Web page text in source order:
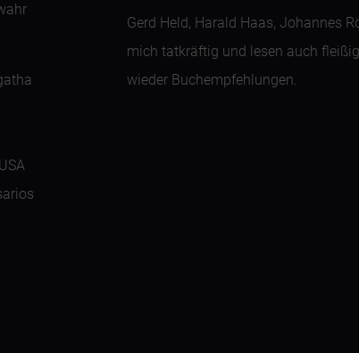
Gerd Held, Harald Haas, Johannes
mich tatkräftig und lesen auch
wieder Buchempfehlungen.